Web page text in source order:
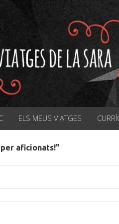
ELS MEUS VIATGES
aficionats!"